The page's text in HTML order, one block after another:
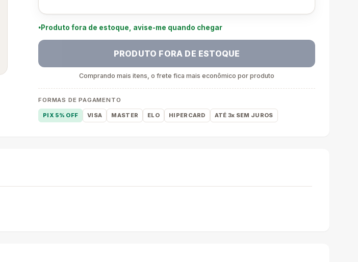
Produto fora de estoque, avise-me quando chegar
PRODUTO FORA DE ESTOQUE
Comprando mais itens, o frete fica mais econômico por produto
FORMAS DE PAGAMENTO
PIX 5% OFF VISA MASTER ELO HIPERCARD ATÉ 3x SEM JUROS